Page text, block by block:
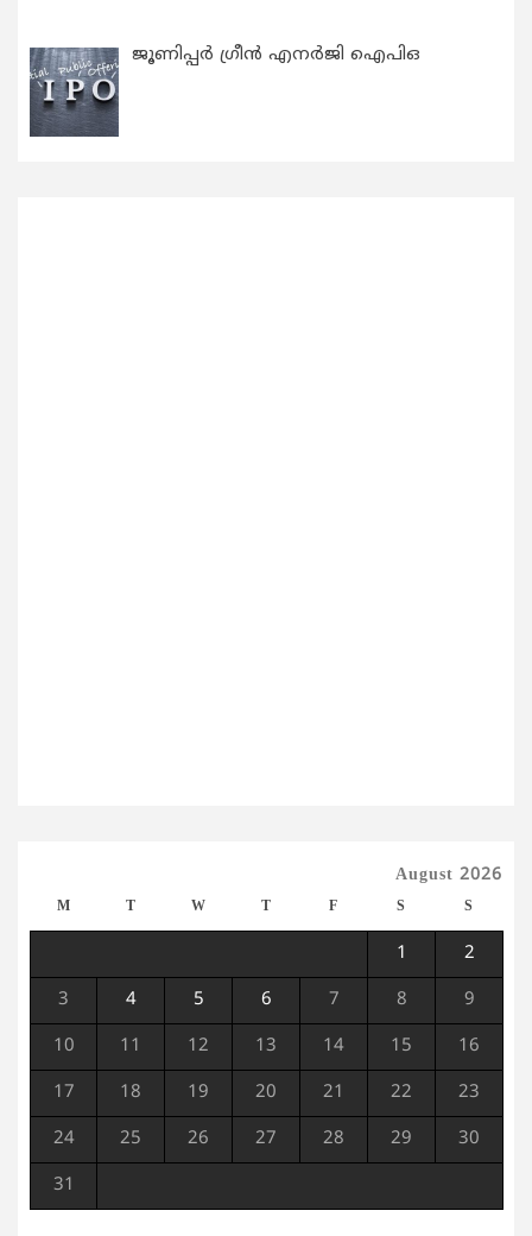
ജൂണിപ്പർ ഗ്രീൻ എനർജി ഐപിഒ
August 2026
M T W T F S S
1 2
3 4 5 6 7 8 9
10 11 12 13 14 15 16
17 18 19 20 21 22 23
24 25 26 27 28 29 30
31